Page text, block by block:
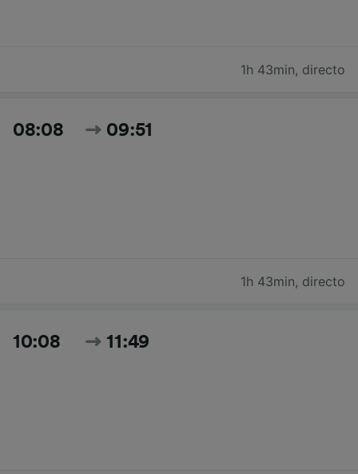
1h 43min, directo
08:08 09:51
1h 43min, directo
10:08 11:49